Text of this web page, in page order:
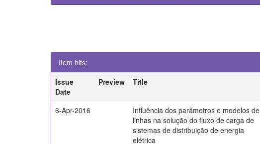
Item hits:
Issue
Date
Preview Title
6-Apr-2016
Influência dos parâmetros e modelos de
linhas na solução do fluxo de carga de
sistemas de distribuição de energia
elétrica